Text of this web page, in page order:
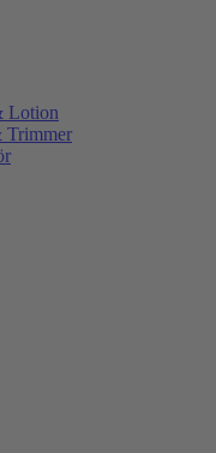
Lotion
Trimmer